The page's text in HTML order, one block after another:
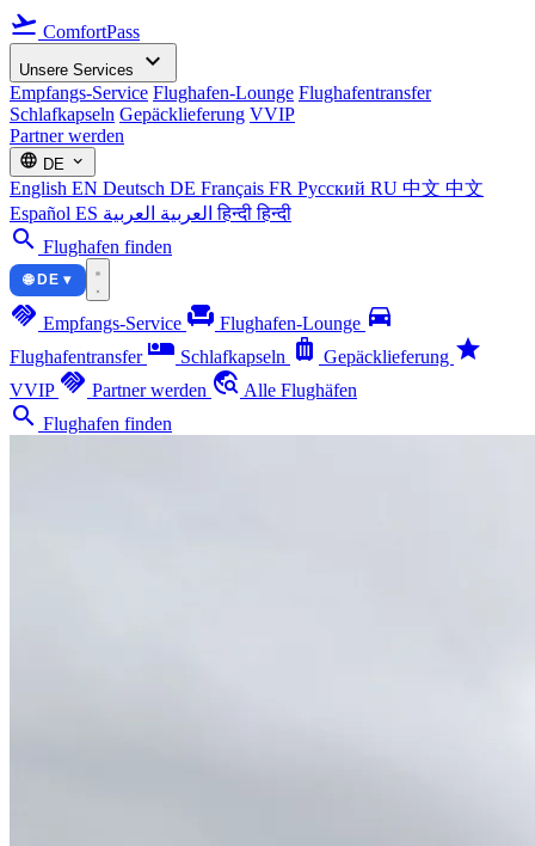
flight_takeoff ComfortPass
Unsere Services expand_more
Empfangs-Service Flughafen-Lounge Flughafentransfer
Schlafkapseln Gepäcklieferung VVIP
Partner werden
language DE expand_more
English EN Deutsch DE Français FR Русский RU 中文 中文
Español ES العربية العربية हिन्दीहिन्दी
search Flughafen finden
🌐 DE ▾
handshake Empfangs-Service chair Flughafen-Lounge directions_car
Flughafentransfer airline_seat_individual_suite Schlafkapseln luggage Gepäcklieferung star
VVIP handshake Partner werden travel_explore Alle Flughäfen
search Flughafen finden